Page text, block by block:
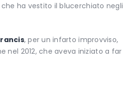
ha vestito il blucerchiato negli
, per un infarto improvviso,
2012, che aveva iniziato a far